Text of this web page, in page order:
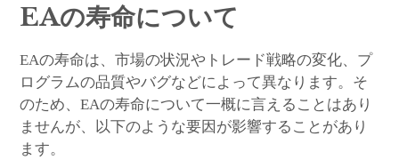
EAの寿命について
EAの寿命は、市場の状況やトレード戦略の変化、プ
ログラムの品質やバグなどによって異なります。そ
のため、EAの寿命について一概に言えることはあり
ませんが、以下のような要因が影響することがあり
ます。